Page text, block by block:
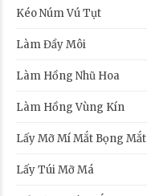
Kéo Núm Vú Tụt
Làm Đầy Môi
Làm Hồng Nhũ Hoa
Làm Hồng Vùng Kín
Lấy Mỡ Mí Mắt Bọng Mắt
Lấy Túi Mỡ Má